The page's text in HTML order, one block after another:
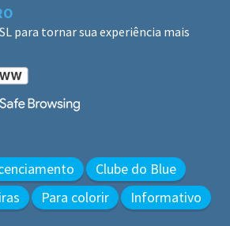
para tornar sua experiência mais
Clube do Blue
Para colorir Informativo